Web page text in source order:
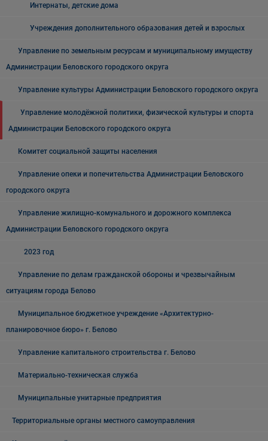
Интернаты, детские дома
Учреждения дополнительного образования детей и взрослых
Управление по земельным ресурсам и муниципальному имуществу
Администрации Беловского городского округа
Управление культуры Администрации Беловского городского округа
Управление молодёжной политики, физической культуры и спорта
Администрации Беловского городского округа
Комитет социальной защиты населения
Управление опеки и попечительства Администрации Беловского
городского округа
Управление жилищно-комунального и дорожного комплекса
Администрации Беловского городского округа
2023 год
Управление по делам гражданской обороны и чрезвычайным
ситуациям города Белово
Муниципальное бюджетное учреждение «Архитектурно-
планировочное бюро» г. Белово
Управление капитального строительства г. Белово
Материально-техническая служба
Муниципальные унитарные предприятия
Территориальные органы местного самоуправления